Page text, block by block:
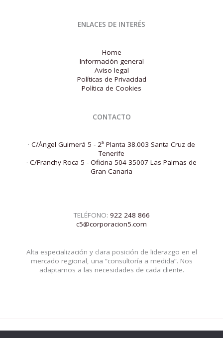
ENLACES DE INTERÉS
Home
Información general
Aviso legal
Políticas de Privacidad
Política de Cookies
CONTACTO
· C/Ángel Guimerá 5 - 2ª Planta 38.003 Santa Cruz de
Tenerife
· C/Franchy Roca 5 - Oficina 504 35007 Las Palmas de
Gran Canaria
TELÉFONO: 922 248 866
c5@corporacion5.com
Alta especialización y clara posición de liderazgo en el
mercado regional, una “consultoría a medida”. Nos
adaptamos a las necesidades de cada cliente.